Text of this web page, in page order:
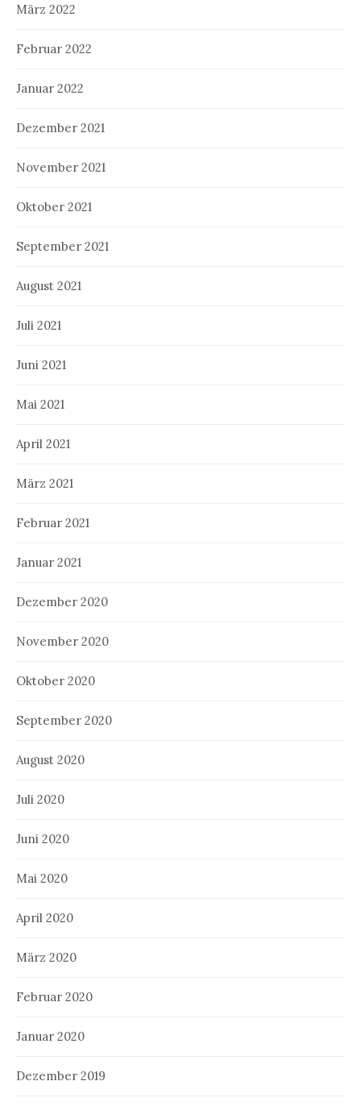
März 2022
Februar 2022
Januar 2022
Dezember 2021
November 2021
Oktober 2021
September 2021
August 2021
Juli 2021
Juni 2021
Mai 2021
April 2021
März 2021
Februar 2021
Januar 2021
Dezember 2020
November 2020
Oktober 2020
September 2020
August 2020
Juli 2020
Juni 2020
Mai 2020
April 2020
März 2020
Februar 2020
Januar 2020
Dezember 2019